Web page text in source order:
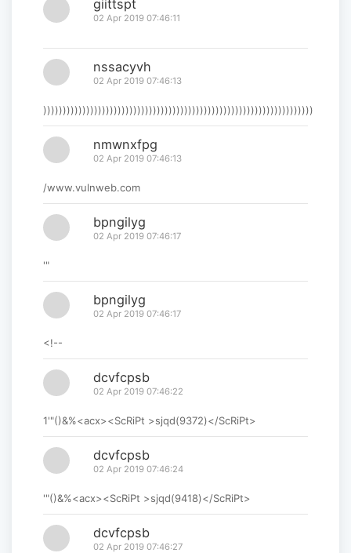
giittspt
02 Apr 2019 07:46:11
nssacyvh
02 Apr 2019 07:46:13
)))))))))))))))))))))))))))))))))))))))))))))))))))))))))))))))))))))
nmwnxfpg
02 Apr 2019 07:46:13
/www.vulnweb.com
bpngilyg
02 Apr 2019 07:46:17
'"
bpngilyg
02 Apr 2019 07:46:17
<!--
dcvfcpsb
02 Apr 2019 07:46:22
1'"()&%<acx><ScRiPt >sjqd(9372)</ScRiPt>
dcvfcpsb
02 Apr 2019 07:46:24
'"()&%<acx><ScRiPt >sjqd(9418)</ScRiPt>
dcvfcpsb
02 Apr 2019 07:46:27